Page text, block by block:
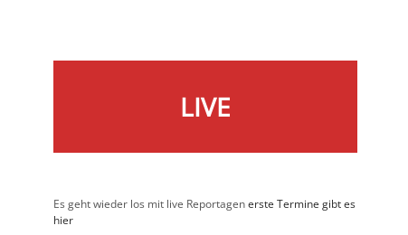
LIVE
Es geht wieder los mit live Reportagenerste Termine gibt es
hier